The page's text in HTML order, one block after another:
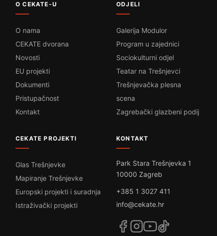
O CEKATE-U
O nama
CEKATE dvorana
Novosti
EU projekti
Dokumenti
Pristupačnost
Kontakt
ODJELI
Galerija Modulor
Program u zajednici
Sociokulturni odjel
Teatar na Trešnjevci
Trešnjevačka plesna
scena
Zagrebački glazbeni podij
CEKATE PROJEKTI
Glas Trešnjevke
Mapiranje Trešnjevke
Europski projekti i suradnja
Istraživački projekti
KONTAKT
Park Stara Trešnjevka 1
10000 Zagreb
+385 1 3027 411
info@cekate.hr